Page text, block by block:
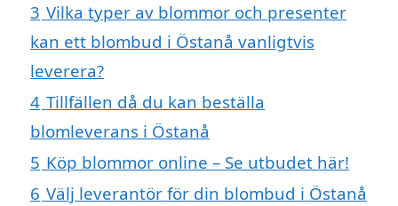
3 Vilka typer av blommor och presenter
kan ett blombud i Östanå vanligtvis
leverera?
4 Tillfällen då du kan beställa
blomleverans i Östanå
5 Köp blommor online – Se utbudet här!
6 Välj leverantör för din blombud i Östanå